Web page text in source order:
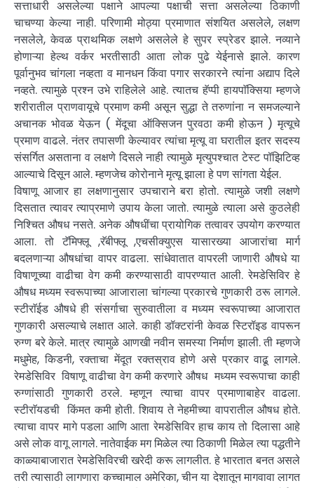
सत्ताधारी असलेल्या पक्षाने आपल्या पक्षाची सत्ता असलेल्या ठिकाणी
चाचण्या केल्या नाही. परिणामी मोठ्या प्रमाणात संशयित असलेले, लक्षण
नसलेले, केवळ प्राथमिक लक्षणे असलेले हे सुपर स्प्रेडर झाले. नव्याने
होणाऱ्या हेल्थ वर्कर भरतीसाठी आता लोक पुढे येईनासे झाले. कारण
पूर्वानुभव चांगला नव्हता व मानधन किंवा पगार सरकारने त्यांना अद्याप दिले
नव्हते. त्यामुळे प्रश्न उभे राहिलेले आहे. त्यातच हॅप्पी हायपाॅक्सिया म्हणजे
शरीरातील प्राणवायूचे प्रमाण कमी असून सुद्धा ते तरुणांना न समजल्याने
अचानक भोवळ येऊन ( मेंदूचा ऑक्सिजन पुरवठा कमी होऊन ) मृत्यूचे
प्रमाण वाढले. नंतर तपासणी केल्यावर त्यांचा मृत्यू वा घरातील इतर सदस्य
संसर्गित असताना व लक्षणे दिसले नाही त्यामुळे मृत्युपश्चात टेस्ट पॉझिटिव्ह
आल्याचे दिसून आले. म्हणजेच कोरोनाने मृत्यू झाला हे पण सांगता येईल.
विषाणू आजार हा लक्षणानुसार उपचाराने बरा होतो. त्यामुळे जशी लक्षणे
दिसतात त्यावर त्याप्रमाणे उपाय केला जातो. त्यामुळे त्याला असे कुठलेही
निश्चित औषध नसते. अनेक औषधींचा प्रायोगिक तत्वावर उपयोग करण्यात
आला. तो टॅमिफ्लू ,रॅबीफ्लू ,एचसीक्युएस यासारख्या आजारांचा मार्ग
बदलणाऱ्या औषधांचा वापर वाढला. सांधेवातात वापरली जाणारी औषधे या
विषाणूच्या वाढीचा वेग कमी करण्यासाठी वापरण्यात आली. रेमडेसिविर हे
औषध मध्यम स्वरूपाच्या आजाराला चांगल्या प्रकारचे गुणकारी ठरू लागले.
स्टीराॅईड औषधे ही संसर्गाचा सुरुवातीला व मध्यम स्वरूपाच्या आजारात
गुणकारी असल्याचे लक्षात आले. काही डॉक्टरांनी केवळ स्टिरॉइड वापरून
रुग्ण बरे केले. मात्र त्यामुळे आणखी नवीन समस्या निर्माण झाली. ती म्हणजे
मधुमेह, किडनी, रक्ताचा मेंदूत रक्तस्राव होणे असे प्रकार वाढू लागले.
रेमडेसिविर विषाणू वाढीचा वेग कमी करणारे औषध मध्यम स्वरूपाचा काही
रुग्णांसाठी गुणकारी ठरले. म्हणून त्याचा वापर प्रमाणाबाहेर वाढला.
स्टीराॅयडची किंमत कमी होती. शिवाय ते नेहमीच्या वापरातील औषध होते.
त्याचा वापर मागे पडला आणि आता रेमडेसिविर हाच काय तो दिलासा आहे
असे लोक वागू लागले. नातेवाईक मग मिळेल त्या ठिकाणी मिळेल त्या पद्धतीने
काळ्याबाजारात रेमडेसिविरची खरेदी करू लागलीत. हे भारतात बनत असले
तरी त्यासाठी लागणारा कच्चामाल अमेरिका, चीन या देशातून मागवावा लागत